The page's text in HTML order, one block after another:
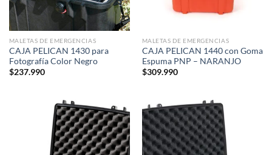
MALETAS DE EMERGENCIAS
CAJA PELICAN 1430 para
Fotografía Color Negro
$237.990
MALETAS DE EMERGENCIAS
CAJA PELICAN 1440 con Goma
Espuma PNP – NARANJO
$309.990